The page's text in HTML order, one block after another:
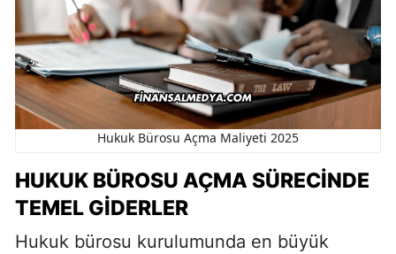
Hukuk Bürosu Açma Maliyeti 2025
HUKUK BÜROSU AÇMA SÜRECINDE
TEMEL GIDERLER
Hukuk bürosu kurulumunda en büyük